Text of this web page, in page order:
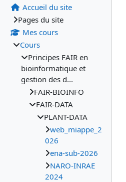
Accueil du site
Pages du site
Mes cours
Cours
Principes FAIR en
bioinformatique et
gestion des d...
FAIR-BIOINFO
FAIR-DATA
PLANT-DATA
web_miappe_2
026
ena-sub-2026
NARO-INRAE
2024